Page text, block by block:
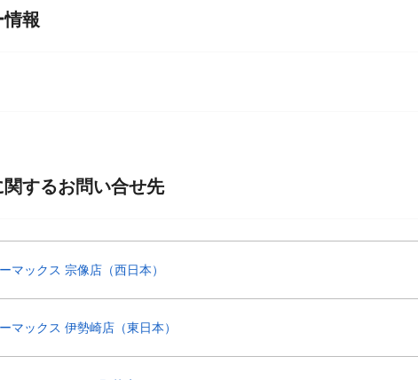
マックス 宗像店（西日本）
マックス 伊勢崎店（東日本）